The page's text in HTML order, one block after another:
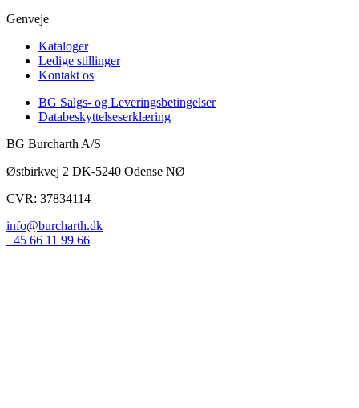
Genveje
Kataloger
Ledige stillinger
Kontakt os
BG Salgs- og Leveringsbetingelser
Databeskyttelseserklæring
BG Burcharth A/S
Østbirkvej 2 DK-5240 Odense NØ
CVR: 37834114
info@burcharth.dk
+45 66 11 99 66